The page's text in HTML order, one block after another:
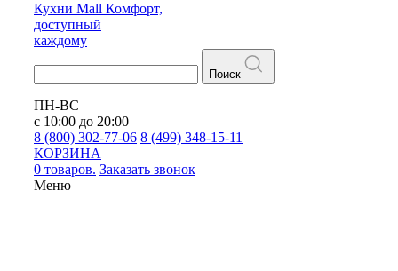
Кухни Mall Комфорт,
доступный
каждому
Поиск
ПН-ВС
с 10:00 до 20:00
8 (800) 302-77-06 8 (499) 348-15-11
КОРЗИНА
0 товаров. Заказать звонок
Меню